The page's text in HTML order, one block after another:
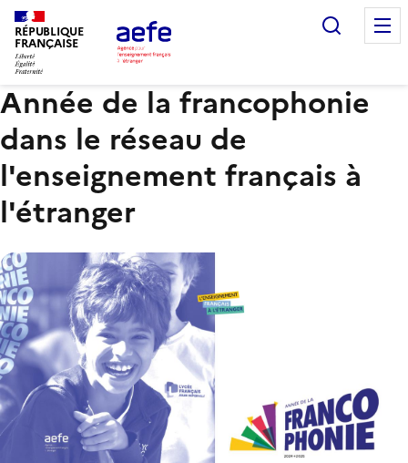
Aller
au
contenu
principal
RÉPUBLIQUE
FRANÇAISE
Année de la francophonie
dans le réseau de
l'enseignement français à
l'étranger